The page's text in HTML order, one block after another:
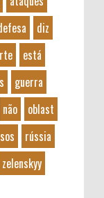
diz
está
guerra
não
oblast
rússia
zelenskyy